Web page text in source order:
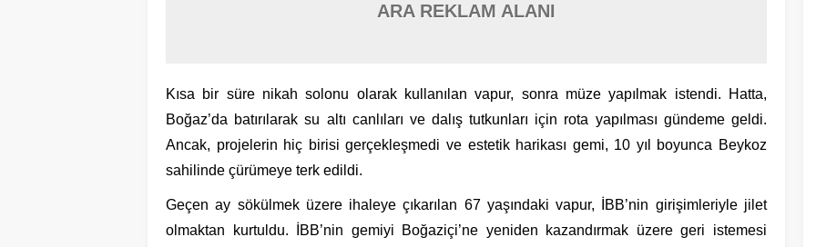
ARA REKLAM ALANI
Kısa bir süre nikah solonu olarak kullanılan vapur, sonra müze yapılmak istendi. Hatta,
Boğaz’da batırılarak su altı canlıları ve dalış tutkunları için rota yapılması gündeme geldi.
Ancak, projelerin hiç birisi gerçekleşmedi ve estetik harikası gemi, 10 yıl boyunca Beykoz
sahilinde çürümeye terk edildi.
Geçen ay sökülmek üzere ihaleye çıkarılan 67 yaşındaki vapur, İBB’nin girişimleriyle jilet
olmaktan kurtuldu. İBB’nin gemiyi Boğaziçi’ne yeniden kazandırmak üzere geri istemesi